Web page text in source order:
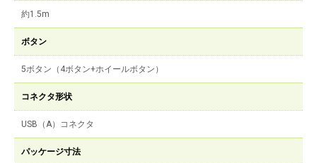
約1.5m
ボタン
5ボタン（4ボタン+ホイールボタン）
コネクタ形状
USB（A）コネクタ
パッケージ寸法